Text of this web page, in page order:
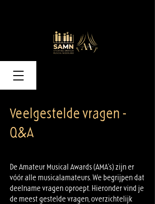
Veelgestelde vragen -
Q&A
De Amateur Musical Awards (AMA’s) zijn er
vóór alle musicalamateurs. We begrijpen dat
deelname vragen oproept. Hieronder vind je
de meest gestelde vragen, overzichtelijk